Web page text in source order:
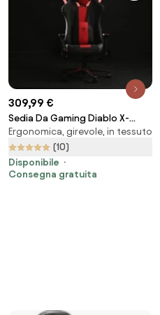
309,99 €
Sedia Da Gaming Diablo X-
Player 2.0 In Materiale King Size:
Bianco-Nero
Ergonomica, girevole, in tessuto
(10)
Disponibile
Consegna gratuita